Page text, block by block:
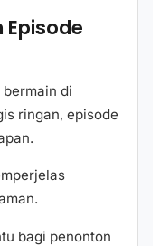
di
ringan, episode
bagi penonton